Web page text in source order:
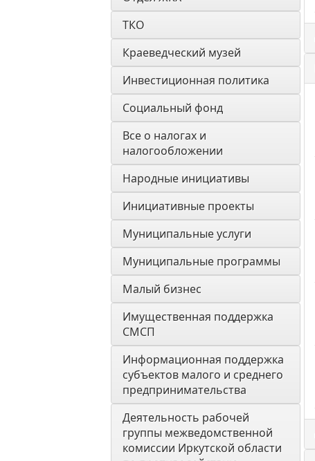
ТКО
Краеведческий музей
Инвестиционная политика
Социальный фонд
Все о налогах и
налогообложении
Народные инициативы
Инициативные проекты
Муниципальные услуги
Муниципальные программы
Малый бизнес
Имущественная поддержка
СМСП
Информационная поддержка
субъектов малого и среднего
предпринимательства
Деятельность рабочей
группы межведомственной
комиссии Иркутской области